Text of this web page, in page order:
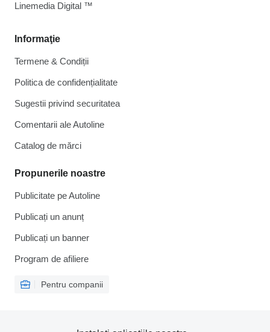
Informaţie
Termene & Condiții
Politica de confidențialitate
Sugestii privind securitatea
Comentarii ale Autoline
Catalog de mărcі
Propunerile noastre
Publicitate pe Autoline
Publicați un anunț
Publicați un banner
Program de afiliere
Pentru companii
Linemedia Digital ™